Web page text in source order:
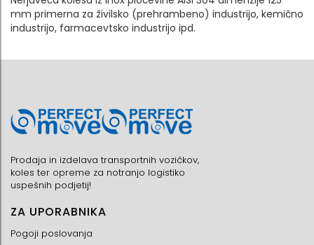
mm primerna za živilsko (prehrambeno) industrijo, kemično
industrijo, farmacevtsko industrijo ipd.
Prodaja in izdelava transportnih vozičkov,
koles ter opreme za notranjo logistiko
uspešnih podjetij!
ZA UPORABNIKA
Pogoji poslovanja